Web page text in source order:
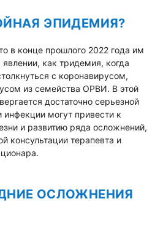
ЭПИДЕМИЯ?
в конце прошлого 2022 года им
как тридемия, когда
с коронавирусом,
из семейства ОРВИ. В этой
достаточно серьезной
инфекции могут привести к
и развитию ряда осложнений,
консультации терапевта и
ОСЛОЖНЕНИЯ